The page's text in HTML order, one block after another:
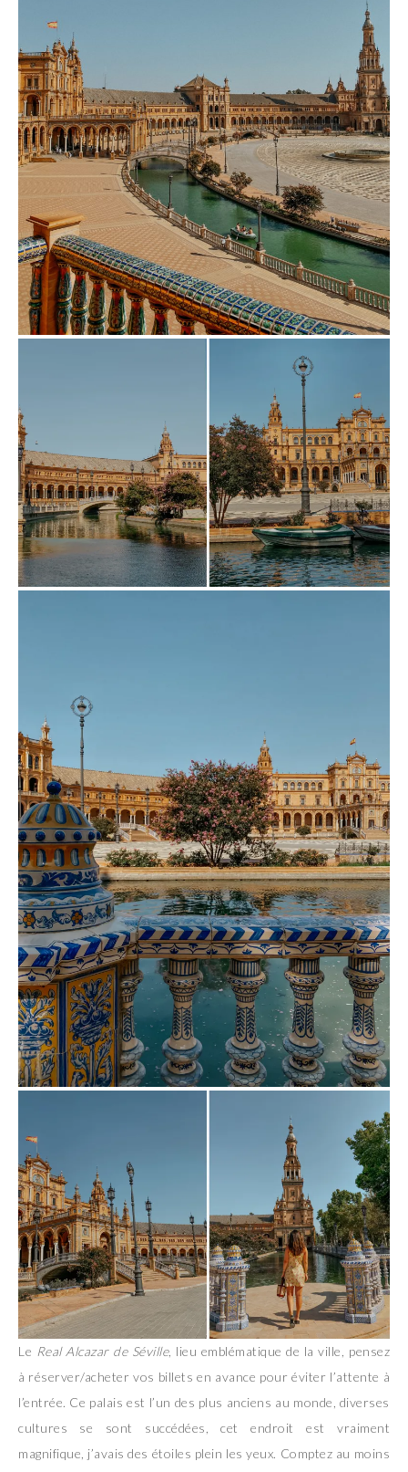
Le Real Alcazar de Séville, lieu emblématique de la ville, pensez
à réserver/acheter vos billets en avance pour éviter l’attente à
l’entrée. Ce palais est l’un des plus anciens au monde, diverses
cultures se sont succédées, cet endroit est vraiment
magnifique, j’avais des étoiles plein les yeux. Comptez au moins